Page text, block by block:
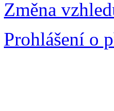
Změna
Prohlášení o